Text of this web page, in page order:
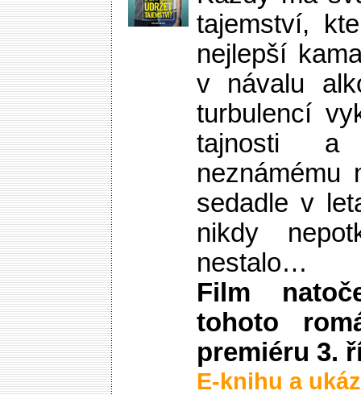
tajemství,
nejlepší
v návalu
turbulencí
tajnosti a
neznámému
sedadle v
nikdy
nestalo…
Film
tohoto
premiéru 3.
E-knihu a